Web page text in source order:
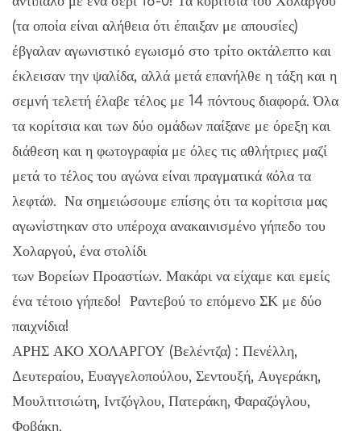
(τα οποία είναι αλήθεια ότι έπαιξαν με απουσίες)
έβγαλαν αγωνιστικό εγωισμό στο τρίτο οκτάλεπτο και
έκλεισαν την ψαλίδα, αλλά μετά επανήλθε η τάξη και η
σεμνή τελετή έλαβε τέλος με 14 πόντους διαφορά. Όλα
τα κορίτσια και των δύο ομάδων παίξανε με όρεξη και
διάθεση και η φωτογραφία με όλες τις αθλήτριες μαζί
μετά το τέλος του αγώνα είναι πραγματικά «όλα τα
λεφτά». Να σημειώσουμε επίσης ότι τα κορίτσια μας
αγωνίστηκαν στο υπέροχα ανακαινισμένο γήπεδο του
Χολαργού, ένα στολίδι
των Βορείων Προαστίων. Μακάρι να είχαμε και εμείς
ένα τέτοιο γήπεδο! Ραντεβού το επόμενο ΣΚ με δύο
παιχνίδια!
ΑΡΗΣ ΑΚΟ ΧΟΛΑΡΓΟΥ (Βελέντζα) : Πενέλλη,
Δευτεραίου, Ευαγγελοπούλου, Σεντουξή, Αυγεράκη,
Μουλτιτσιώτη, Ιντζόγλου, Πατεράκη, Φαραζόγλου,
Φοβάκη.